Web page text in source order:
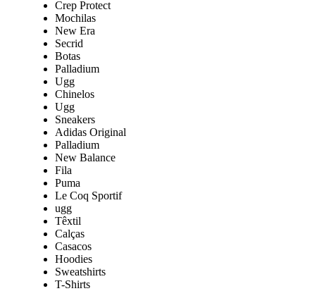
Crep Protect
Mochilas
New Era
Secrid
Botas
Palladium
Ugg
Chinelos
Ugg
Sneakers
Adidas Original
Palladium
New Balance
Fila
Puma
Le Coq Sportif
ugg
Têxtil
Calças
Casacos
Hoodies
Sweatshirts
T-Shirts